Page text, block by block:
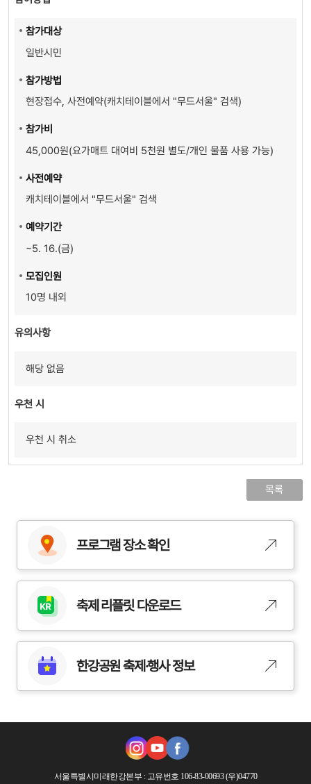
참가대상
일반시민
참가방법
현장접수, 사전예약(캐치테이블에서 "무드서울" 검색)
참가비
45,000원(요가매트 대여비 5천원 별도/개인 물품 사용 가능)
사전예약
캐치테이블에서 "무드서울" 검색
예약기간
~5. 16.(금)
모집인원
10명 내외
유의사항
해당 없음
우천 시
우천 시 취소
목록
프로그램 장소 확인
축제 리플릿 다운로드
한강공원축제·행사 정보
서울특별시미래한강본부 : 고유번호 106-83-00693 (우)04770